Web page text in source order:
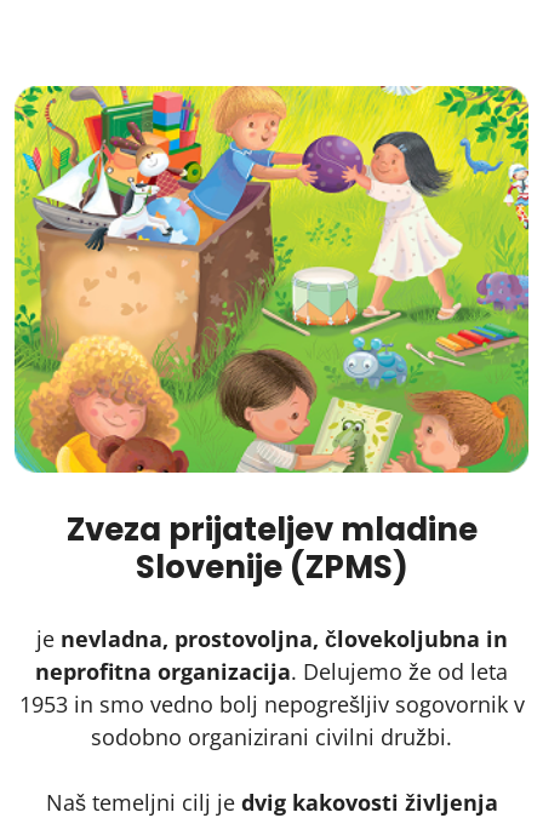
Zveza prijateljev mladine
Slovenije (ZPMS)
je nevladna, prostovoljna, človekoljubna in
neprofitna organizacija. Delujemo že od leta
1953 in smo vedno bolj nepogrešljiv sogovornik v
sodobno organizirani civilni družbi.
Naš temeljni cilj je dvig kakovosti življenja